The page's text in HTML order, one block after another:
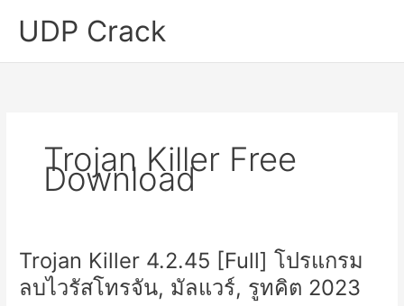
UDP Crack
Trojan Killer Free
Download
Trojan Killer 4.2.45 [Full] โปรแกรม
ลบไวรัสโทรจัน, มัลแวร์, รูทคิต 2023